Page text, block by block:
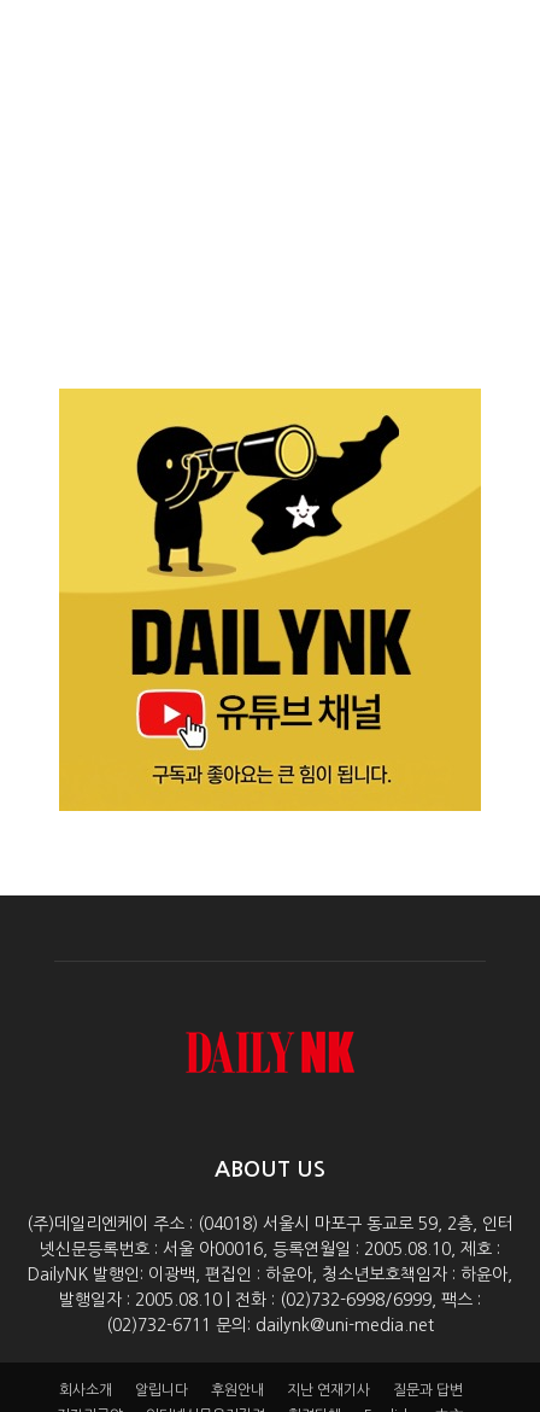
ABOUT US
(주)데일리엔케이 주소 : (04018) 서울시 마포구 동교로 59, 2층, 인터
넷신문등록번호 : 서울 아00016, 등록연월일 : 2005.08.10, 제호 :
DailyNK 발행인: 이광백, 편집인 : 하윤아, 청소년보호책임자 : 하윤아,
발행일자 : 2005.08.10 | 전화 : (02)732-6998/6999, 팩스 :
(02)732-6711 문의: dailynk@uni-media.net
회사소개 알립니다 후원안내 지난 연재기사
질문과 답변